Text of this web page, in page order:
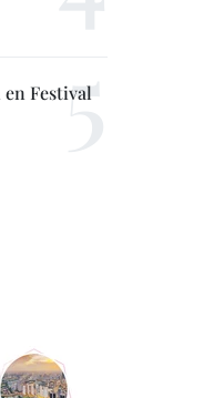
Festival